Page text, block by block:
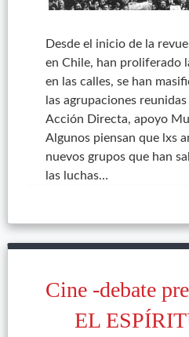
Desde el inicio de la
en Chile, han proliferado
en las calles, se han
las agrupaciones
Acción Directa, apoyo
Algunos piensan que lxs
nuevos grupos que han
las luchas…
Cine -debate
EL